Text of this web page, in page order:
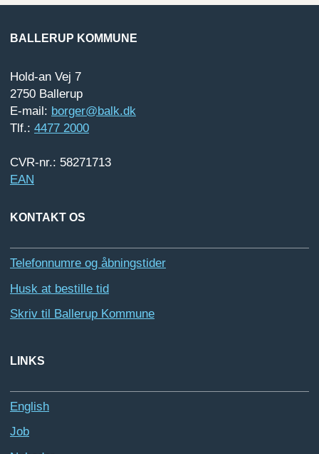
BALLERUP KOMMUNE
Hold-an Vej 7
2750 Ballerup
E-mail: borger@balk.dk
Tlf.: 4477 2000
CVR-nr.: 58271713
EAN
KONTAKT OS
Telefonnumre og åbningstider
Husk at bestille tid
Skriv til Ballerup Kommune
LINKS
English
Job